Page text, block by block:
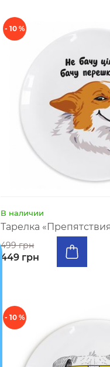
- 10 %
В наличии
Тарелка
499 грн
449 грн
- 10 %